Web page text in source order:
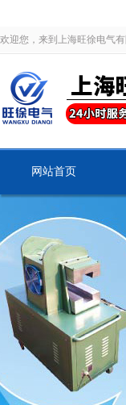
欢迎您，来到上海旺徐电气有
网站首页